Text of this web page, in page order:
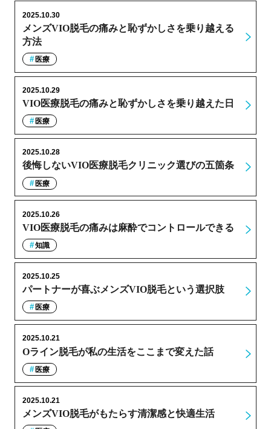
メンズVIO脱毛の痛みと恥ずかしさを乗り越える
方法
2025.10.30
医療
VIO医療脱毛の痛みと恥ずかしさを乗り越えた日
2025.10.29
医療
後悔しないVIO医療脱毛クリニック選びの五箇条
2025.10.28
医療
VIO医療脱毛の痛みは麻酔でコントロールできる
2025.10.26
知識
パートナーが喜ぶメンズVIO脱毛という選択肢
2025.10.25
医療
Oライン脱毛が私の生活をここまで変えた話
2025.10.21
医療
メンズVIO脱毛がもたらす清潔感と快適生活
2025.10.21